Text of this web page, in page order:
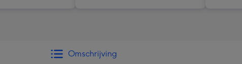
Omschrijving